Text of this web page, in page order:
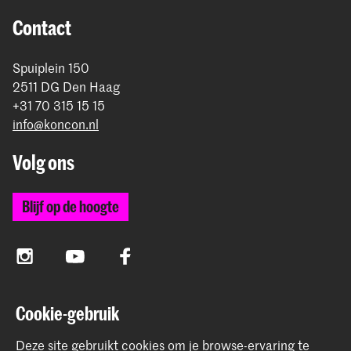
Contact
Spuiplein 150
2511 DG Den Haag
+31 70 315 15 15
info@koncon.nl
Volg ons
Blijf op de hoogte
InstagramYouTube Facebook
Het Koninklijk Conservatorium en de Koninklijke
Academie van Beeldende Kunsten vormen samen
Cookie-gebruik
Deze site gebruikt cookies om je browse-ervaring te